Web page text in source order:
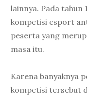
lainnya. Pada tahun
kompetisi esport
peserta yang
masa itu.
Karena banyaknya
kompetisi tersebut